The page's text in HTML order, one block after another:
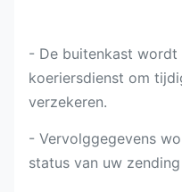
- De buitenkast wordt
koeriersdienst om
verzekeren.
- Vervolggegevens
status van uw